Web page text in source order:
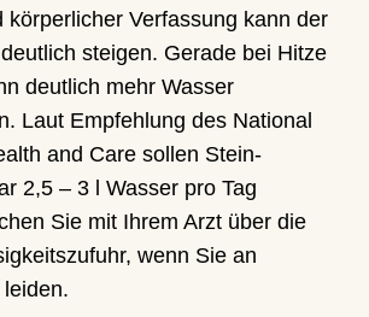
körperlicher Verfassung kann der
steigen. Gerade bei Hitze
deutlich mehr Wasser
Laut Empfehlung des National
and Care sollen Stein-
2,5 – 3 l Wasser pro Tag
Sie mit Ihrem Arzt über die
wenn Sie an